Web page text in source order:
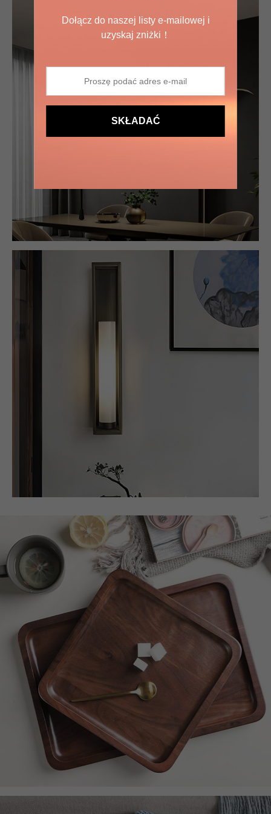
Dołącz do naszej listy e-mailowej i
uzyskaj zniżki！
SKŁADAĆ